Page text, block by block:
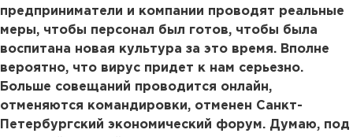
предприниматели и компании проводят реальные
меры, чтобы персонал был готов, чтобы была
воспитана новая культура за это время. Вполне
вероятно, что вирус придет к нам серьезно.
Больше совещаний проводится онлайн,
отменяются командировки, отменен Санкт-
Петербургский экономический форум. Думаю, под